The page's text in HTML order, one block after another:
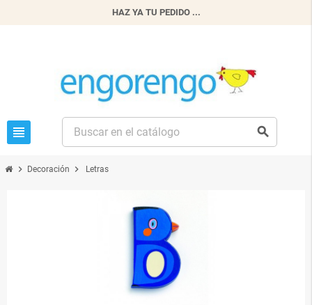
HAZ YA TU PEDIDO ...
view_headline search
chevron_right Decoración chevron_right Letras